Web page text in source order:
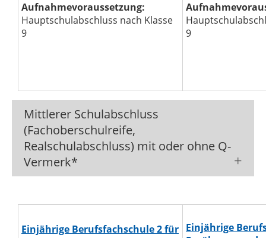
Aufnahmevoraussetzung:
Hauptschulabschluss nach Klasse
9
9
Mittlerer Schulabschluss
(Fachoberschulreife,
Realschulabschluss) mit oder ohne Q-
Vermerk*
Einjährige Berufsfachschule 2 für Einjährige